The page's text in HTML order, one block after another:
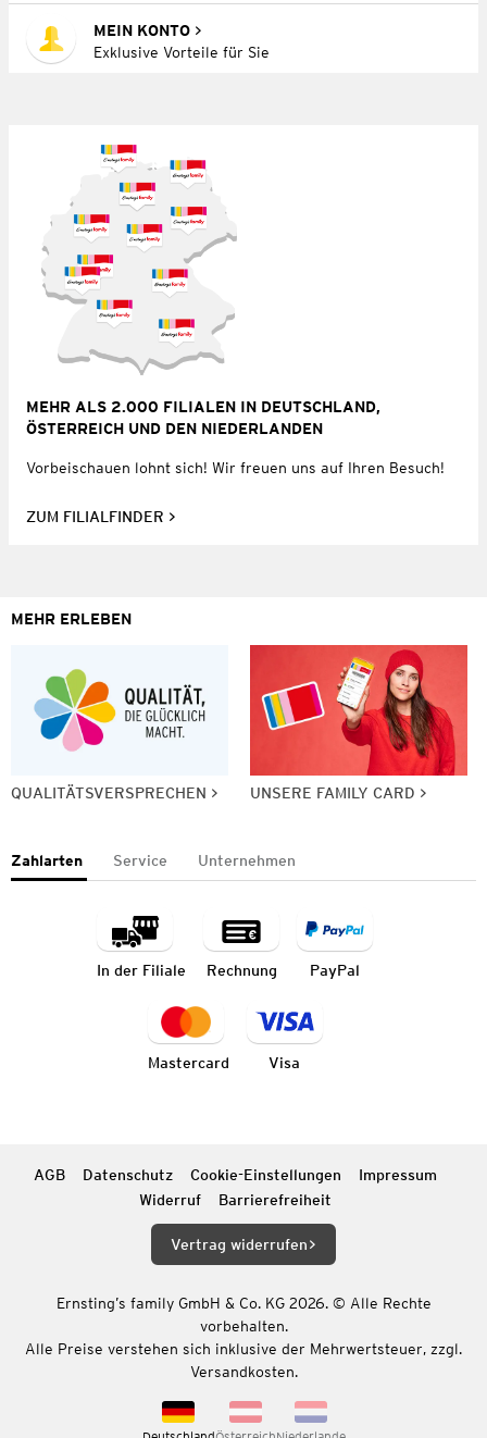
MEIN KONTO
Exklusive Vorteile für Sie
MEHR ALS 2.000 FILIALEN IN DEUTSCHLAND,
ÖSTERREICH UND DEN NIEDERLANDEN
Vorbeischauen lohnt sich! Wir freuen uns auf Ihren Besuch!
ZUM FILIALFINDER
MEHR ERLEBEN
QUALITÄTSVERSPRECHEN UNSERE FAMILY CARD
Zahlarten Service Unternehmen
In der Filiale Rechnung PayPal
Mastercard Visa
AGB Datenschutz Cookie-Einstellungen
Impressum
Widerruf
Barrierefreiheit
Vertrag widerrufen
Ernsting’s family GmbH & Co. KG 2026. © Alle Rechte
vorbehalten.
Alle Preise verstehen sich inklusive der Mehrwertsteuer, zzgl.
Versandkosten.